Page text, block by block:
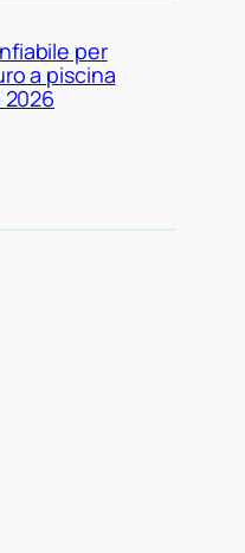
per
a piscina
2026